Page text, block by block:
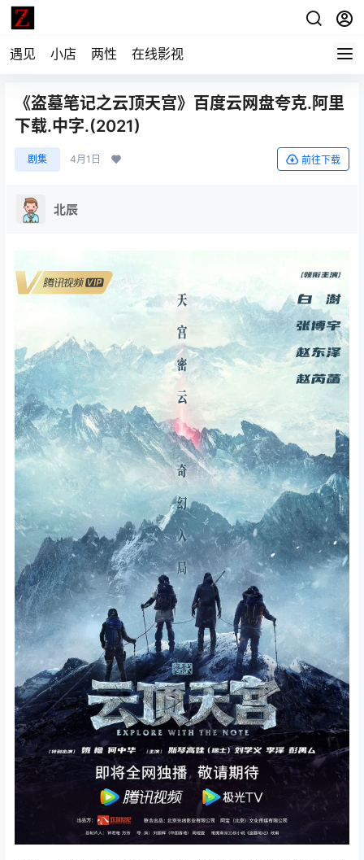
遇见 小店 两性 在线影视
《盗墓笔记之云顶天宫》百度云网盘夸克.阿里
下载.中字.(2021)
剧集 4月1日 前往下载
北辰